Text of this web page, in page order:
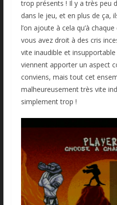
trop présents ! Il y a très peu
dans le jeu, et en plus de ça,
l’on ajoute à cela qu’à
vous avez droit à des cris
vite inaudible et
viennent apporter un aspect
conviens, mais tout cet
malheureusement très vite
simplement trop !